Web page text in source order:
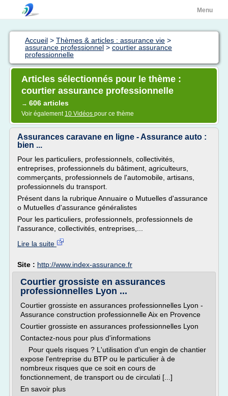
Menu
Accueil > Thèmes & articles : assurance vie >
assurance professionnel > courtier assurance
professionnelle
Articles sélectionnés pour le thème :
courtier assurance professionnelle
→ 606 articles
Voir également 10 Vidéos pour ce thème
Assurances caravane en ligne - Assurance auto :
bien ...
Pour les particuliers, professionnels, collectivités,
entreprises, professionnels du bâtiment, agriculteurs,
commerçants, professionnels de l'automobile, artisans,
professionnels du transport.
Présent dans la rubrique Annuaire o Mutuelles d'assurance
o Mutuelles d'assurance généralistes
Pour les particuliers, professionnels, professionnels de
l'assurance, collectivités, entreprises,...
Lire la suite
Site : http://www.index-assurance.fr
Courtier grossiste en assurances
professionnelles Lyon ...
Courtier grossiste en assurances professionnelles Lyon -
Assurance construction professionnelle Aix en Provence
Courtier grossiste en assurances professionnelles Lyon
Contactez-nous pour plus d'informations
Pour quels risques ? L'utilisation d'un engin de chantier
expose l'entreprise du BTP ou le particulier à de
nombreux risques que ce soit en cours de
fonctionnement, de transport ou de circulati [...]
En savoir plus